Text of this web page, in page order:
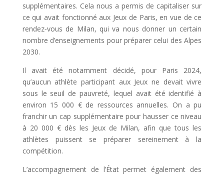
supplémentaires. Cela nous a permis de capitaliser sur
ce qui avait fonctionné aux Jeux de Paris, en vue de ce
rendez‑vous de Milan, qui va nous donner un certain
nombre d’enseignements pour préparer celui des Alpes
2030.
Il avait été notamment décidé, pour Paris 2024,
qu’aucun athlète participant aux Jeux ne devait vivre
sous le seuil de pauvreté, lequel avait été identifié à
environ 15 000 € de ressources annuelles. On a pu
franchir un cap supplémentaire pour hausser ce niveau
à 20 000 € dès les Jeux de Milan, afin que tous les
athlètes puissent se préparer sereinement à la
compétition.
L’accompagnement de l’État permet également des